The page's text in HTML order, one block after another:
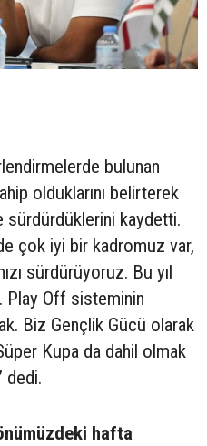
bulunan
olduklarını belirterek
sürdürdüklerini kaydetti.
çok iyi bir kadromuz var,
sürdürüyoruz. Bu yıl
Play Off sisteminin
Biz Gençlik Gücü olarak
Kupa da dahil olmak
dedi.
hafta